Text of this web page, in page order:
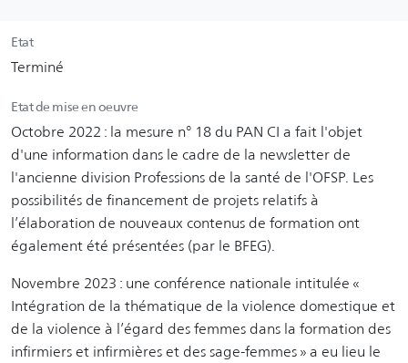
Etat
Terminé
Etat de mise en oeuvre
Octobre 2022 : la mesure n° 18 du PAN CI a fait l'objet
d'une information dans le cadre de la newsletter de
l'ancienne division Professions de la santé de l'OFSP. Les
possibilités de financement de projets relatifs à
l’élaboration de nouveaux contenus de formation ont
également été présentées (par le BFEG).
Novembre 2023 : une conférence nationale intitulée «
Intégration de la thématique de la violence domestique et
de la violence à l’égard des femmes dans la formation des
infirmiers et infirmières et des sage-femmes » a eu lieu le